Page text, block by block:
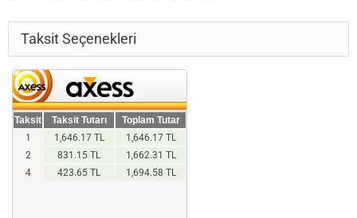
Taksit Seçenekleri
Taksit Taksit Tutarı
Toplam Tutar
1
1,646.17 TL
1,646.17 TL
2
831.15 TL
1,662.31 TL
4
423.65 TL 1,694.58 TL